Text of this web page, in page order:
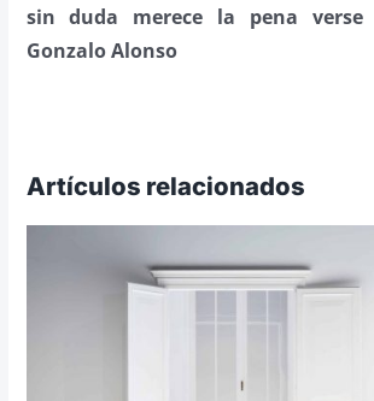
sin duda merece la pena verse
Gonzalo Alonso
Artículos relacionados